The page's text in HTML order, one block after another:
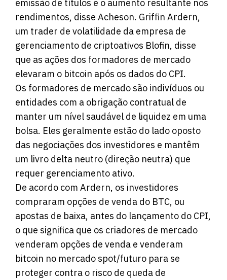
emissão de títulos e o aumento resultante nos
rendimentos, disse Acheson. Griffin Ardern,
um trader de volatilidade da empresa de
gerenciamento de criptoativos Blofin, disse
que as ações dos formadores de mercado
elevaram o bitcoin após os dados do CPI.
Os formadores de mercado são indivíduos ou
entidades com a obrigação contratual de
manter um nível saudável de liquidez em uma
bolsa. Eles geralmente estão do lado oposto
das negociações dos investidores e mantêm
um livro delta neutro (direção neutra) que
requer gerenciamento ativo.
De acordo com Ardern, os investidores
compraram opções de venda do BTC, ou
apostas de baixa, antes do lançamento do CPI,
o que significa que os criadores de mercado
venderam opções de venda e venderam
bitcoin no mercado spot/futuro para se
proteger contra o risco de queda de